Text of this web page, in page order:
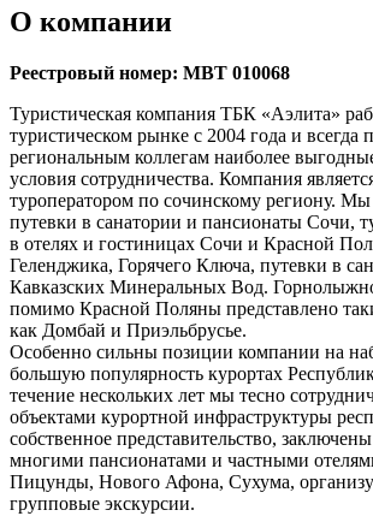
О компании
Реестровый номер: МВТ 010068
Туристическая компания ТБК «Аэлита»
туристическом рынке с 2004 года и всегда
региональным коллегам наиболее
условия сотрудничества. Компания
туроператором по сочинскому региону. Мы
путевки в санатории и пансионаты Сочи,
в отелях и гостиницах Сочи и Красной
Геленджика, Горячего Ключа, путевки в
Кавказских Минеральных Вод.
помимо Красной Поляны представлено
как Домбай и Приэльбрусье.
Особенно сильны позиции компании на
большую популярность курортах
течение нескольких лет мы тесно
объектами курортной инфраструктуры
собственное представительство,
многими пансионатами и частными
Пицунды, Нового Афона, Сухума,
групповые экскурсии.